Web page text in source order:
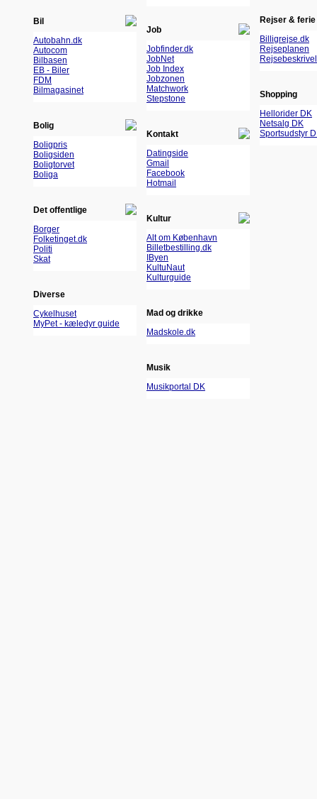
Bil
Autobahn.dk
Autocom
Bilbasen
EB - Biler
FDM
Bilmagasinet
Bolig
Boligpris
Boligsiden
Boligtorvet
Boliga
Det offentlige
Borger
Folketinget.dk
Politi
Skat
Diverse
Cykelhuset
MyPet - kæledyr guide
Job
Jobfinder.dk
JobNet
Job Index
Jobzonen
Matchwork
Stepstone
Kontakt
Datingside
Gmail
Facebook
Hotmail
Kultur
Alt om København
Billetbestilling.dk
IByen
KultuNaut
Kulturguide
Mad og drikke
Madskole.dk
Musik
Musikportal DK
Rejser & ferie
Billigrejse.dk
Rejseplanen
Shopping
Hellorider DK
Netsalg DK
Sportsudstyr